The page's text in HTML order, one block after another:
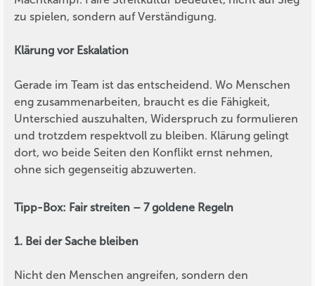
zu spielen, sondern auf Verständigung.
Klärung vor Eskalation
Gerade im Team ist das entscheidend. Wo Menschen
eng zusammenarbeiten, braucht es die Fähigkeit,
Unterschied auszuhalten, Widerspruch zu formulieren
und trotzdem respektvoll zu bleiben. Klärung gelingt
dort, wo beide Seiten den Konflikt ernst nehmen,
ohne sich gegenseitig abzuwerten.
Tipp-Box: Fair streiten – 7 goldene Regeln
1. Bei der Sache bleiben
Nicht den Menschen angreifen, sondern den